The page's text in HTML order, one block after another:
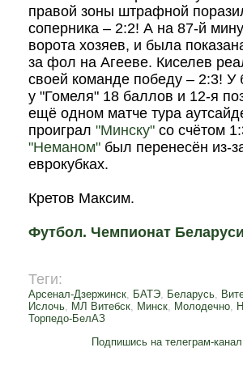
правой зоны штрафной
соперника – 2:2! А на 87-й
ворота хозяев, и была
за фол на Агееве. Киселев
своей команде победу – 2:3! У
у "Гомеля" 18 баллов и 12-я
ещё одном матче тура
проиграл"Минску" со счётом
"Неманом" был перенесён из-
еврокубках.
Кретов Максим.
Футбол. Чемпионат
Теги:
Арсенал-Дзержинск, БАТЭ, Беларусь,
Ислочь, МЛ Витебск, Минск, Молодечно,
Торпедо-БелАЗ
Подпишись на телеграм-